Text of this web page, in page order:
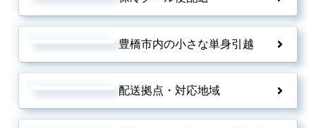
豊橋市内の小さな単身引越
配送拠点・対応地域